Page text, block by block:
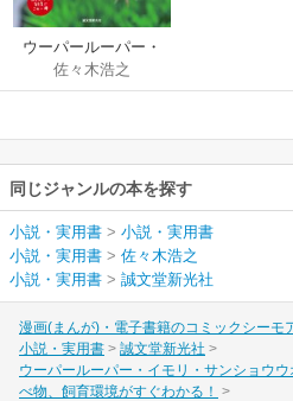
ウーパールーパー・
イモリ・サンショウ
ウオの仲間：飼育の
物、飼育環境がすぐ
わかる！
佐々木浩之
同じジャンルの本を探す
小説・実用書 > 小説・実用書
小説・実用書 > 佐々木浩之
小説・実用書 > 誠文堂新光社
漫画(まんが)・電子書籍のコミックシーモ
小説・実用書
誠文堂新光社
ウーパールーパー・イモリ・サンショウ
べ物、飼育環境がすぐわかる！